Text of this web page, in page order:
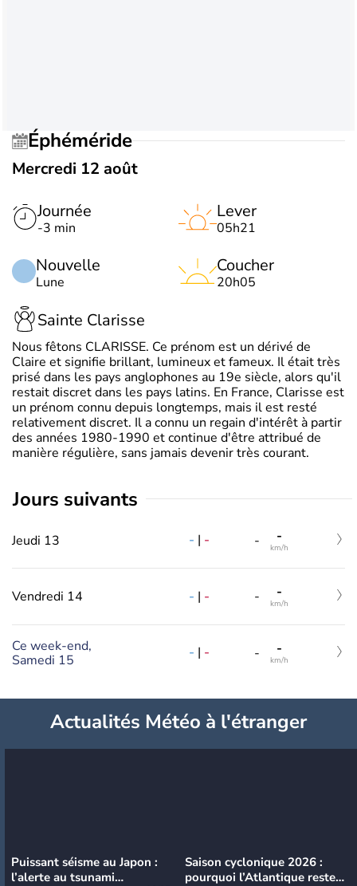
Éphéméride
Mercredi 12 août
Journée
-3 min
Nouvelle
Lune
Lever
05h21
Coucher
20h05
Sainte Clarisse
Nous fêtons CLARISSE. Ce prénom est un dérivé de
Claire et signifie brillant, lumineux et fameux. Il était très
prisé dans les pays anglophones au 19e siècle, alors qu'il
restait discret dans les pays latins. En France, Clarisse est
un prénom connu depuis longtemps, mais il est resté
relativement discret. Il a connu un regain d'intérêt à partir
des années 1980-1990 et continue d'être attribué de
manière régulière, sans jamais devenir très courant.
jours suivants
Jeudi 13 - | - - -
km/h
Vendredi 14 - | - - -
km/h
Ce week-end,
Samedi 15
- | - - -
km/h
Actualités Météo à l'étranger
Puissant séisme au Japon :
l’alerte au tsunami
Saison cyclonique 2026 :
pourquoi l’Atlantique reste